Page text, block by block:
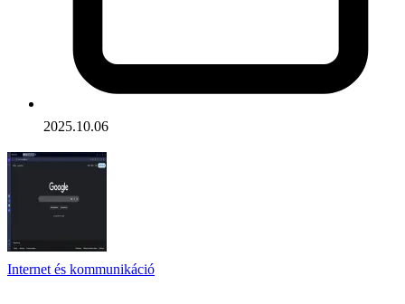
2025.10.06
Internet és kommunikáció